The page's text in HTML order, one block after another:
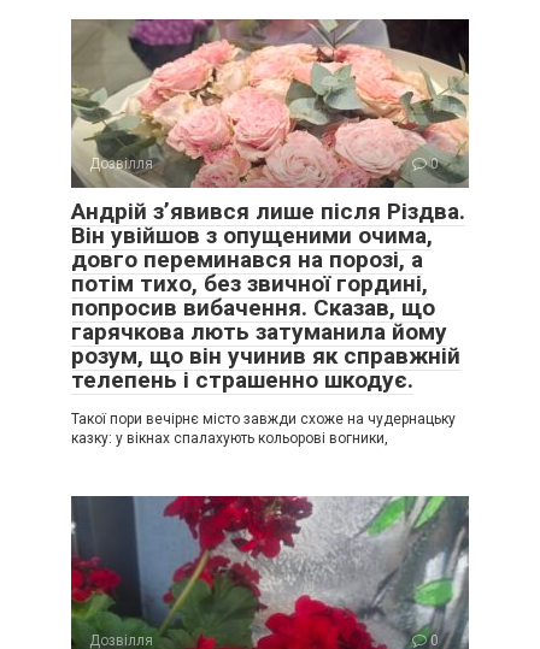
Дозвілля 0
Андрій з’явився лише після Різдва.
Він увійшов з опущеними очима,
довго переминався на порозі, а
потім тихо, без звичної гордині,
попросив вибачення. Сказав, що
гарячкова лють затуманила йому
розум, що він учинив як справжній
телепень і страшенно шкодує.
Такої пори вечірнє місто завжди схоже на чудернацьку
казку: у вікнах спалахують кольорові вогники,
Дозвілля 0